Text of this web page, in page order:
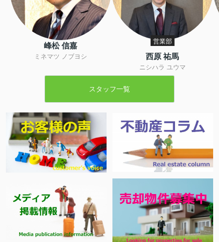
峰松 信嘉
ミネマツ ノブヨシ
営業部
西原 祐馬
ニシハラ ユウマ
スタッフ一覧